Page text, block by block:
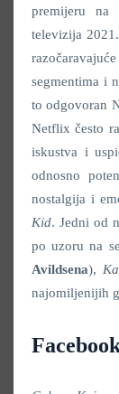
premijeru
televizija
segmentima i
to odgovoran
Netflix često
iskustva i
odnosno
nostalgija i
Kid. Jedni od
po uzoru na
Avildsena),
najomiljenijih